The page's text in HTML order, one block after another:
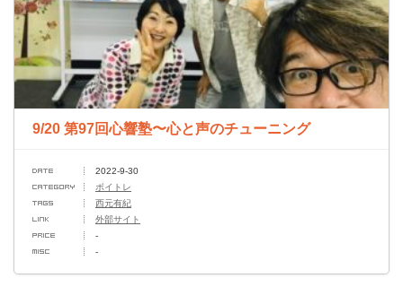
9/20 第97回心響塾〜心と声のチューニング
2022-9-30
ボイトレ
西元有紀
外部サイト
-
-